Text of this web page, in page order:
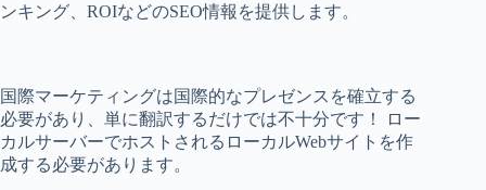
ンキング、ROIなどのSEO情報を提供します。
国際マーケティングは国際的なプレゼンスを確立する
必要があり、単に翻訳するだけでは不十分です！ ロー
カルサーバーでホストされるローカルWebサイトを作
成する必要があります。